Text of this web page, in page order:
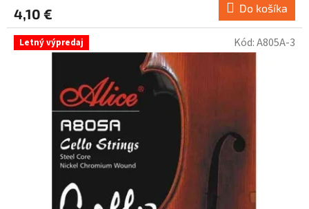
4,10 € Do košíka
Letný výpredaj Kód:A805A-3